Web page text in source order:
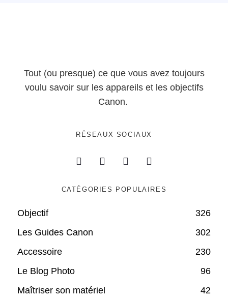
Tout (ou presque) ce que vous avez toujours
voulu savoir sur les appareils et les objectifs
Canon.
RÉSEAUX SOCIAUX
CATÉGORIES POPULAIRES
Objectif
326
Les Guides Canon
302
Accessoire
230
Le Blog Photo
96
Maîtriser son matériel
42